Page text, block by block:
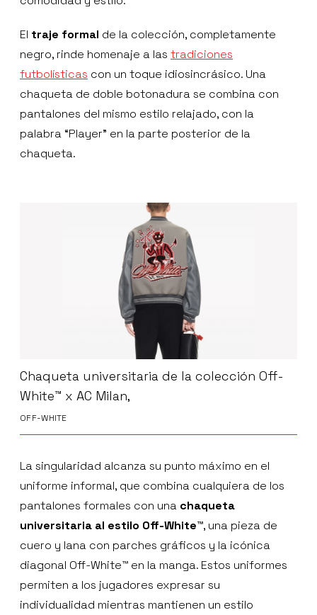
El traje formal de la colección, completamente
negro, rinde homenaje a las tradiciones
futbolísticas con un toque idiosincrásico. Una
chaqueta de doble botonadura se combina con
pantalones del mismo estilo relajado, con la
palabra “Player” en la parte posterior de la
chaqueta.
Chaqueta universitaria de la colección Off-
White™ x AC Milan,
OFF-WHITE
La singularidad alcanza su punto máximo en el
uniforme informal, que combina cualquiera de los
pantalones formales con una chaqueta
universitaria al estilo Off-White™, una pieza de
cuero y lana con parches gráficos y la icónica
diagonal Off-White™ en la manga. Estos uniformes
permiten a los jugadores expresar su
individualidad mientras mantienen un estilo